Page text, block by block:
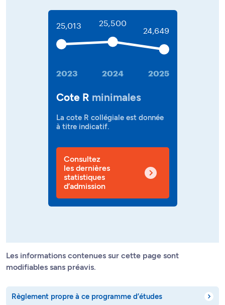
25,013 25,500
24,649
2023 2024 2025
Cote R minimales
La cote R collégiale est donnée
à titre indicatif.
Consultez
les dernières
statistiques
d’admission
Les informations contenues sur cette page sont
modifiables sans préavis.
Règlement propre à ce programme d’études